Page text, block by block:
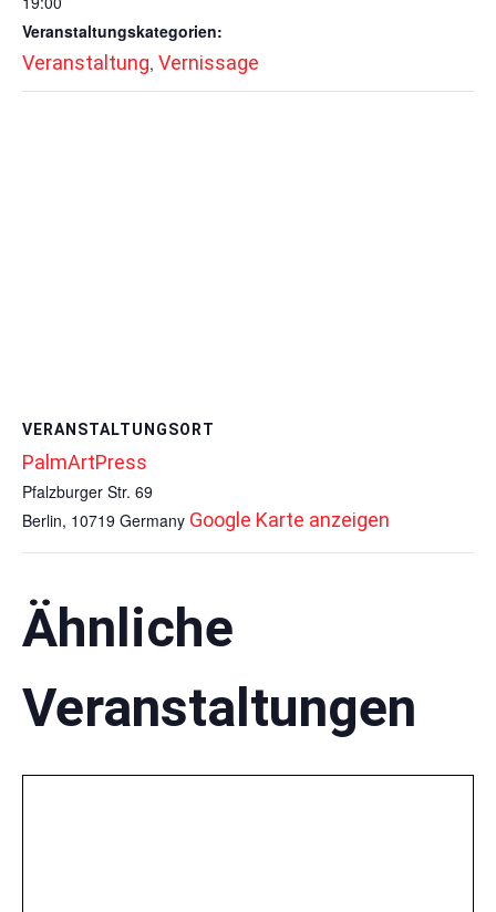
Veranstaltungskategorien:
Veranstaltung, Vernissage
VERANSTALTUNGSORT
PalmArtPress
Pfalzburger Str. 69
Berlin, 10719 Germany Google Karte anzeigen
Ähnliche
Veranstaltungen